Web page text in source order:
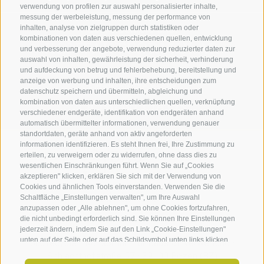
verwendung von profilen zur auswahl personalisierter inhalte,
messung der werbeleistung, messung der performance von
inhalten, analyse von zielgruppen durch statistiken oder
kombinationen von daten aus verschiedenen quellen, entwicklung
und verbesserung der angebote, verwendung reduzierter daten zur
auswahl von inhalten, gewährleistung der sicherheit, verhinderung
und aufdeckung von betrug und fehlerbehebung, bereitstellung und
anzeige von werbung und inhalten, ihre entscheidungen zum
datenschutz speichern und übermitteln, abgleichung und
kombination von daten aus unterschiedlichen quellen, verknüpfung
verschiedener endgeräte, identifikation von endgeräten anhand
automatisch übermittelter informationen, verwendung genauer
standortdaten, geräte anhand von aktiv angeforderten
informationen identifizieren. Es steht Ihnen frei, Ihre Zustimmung zu
erteilen, zu verweigern oder zu widerrufen, ohne dass dies zu
wesentlichen Einschränkungen führt. Wenn Sie auf „Cookies
akzeptieren" klicken, erklären Sie sich mit der Verwendung von
Cookies und ähnlichen Tools einverstanden. Verwenden Sie die
Schaltfläche „Einstellungen verwalten", um Ihre Auswahl
anzupassen oder „Alle ablehnen", um ohne Cookies fortzufahren,
die nicht unbedingt erforderlich sind. Sie können Ihre Einstellungen
jederzeit ändern, indem Sie auf den Link „Cookie-Einstellungen"
unten auf der Seite oder auf das Schildsymbol unten links klicken.
Schreiben Sie uns!
KONTAKTFORMULAR
Erfahren Sie mehr
DOWNLOADS
bau.recycle - Konsortium für Baustoffverwertung
Schlachthofstraße 57 · 39100 Bozen (BZ)